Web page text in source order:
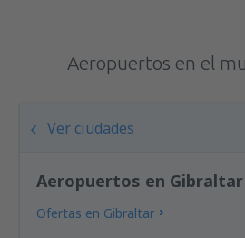
Aeropuertos en el
Ver ciudades
Aeropuertos en Gibraltar
Ofertas en Gibraltar